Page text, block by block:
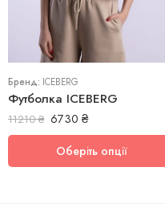
Бренд: ICEBERG
Футболка ICEBERG
11210₴ 6730 ₴
S
XS
Оберіть опції